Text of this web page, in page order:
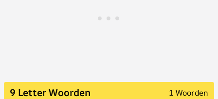
9 Letter Woorden 1 Woorden